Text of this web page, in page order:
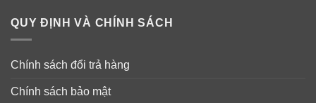
QUY ĐỊNH VÀ CHÍNH SÁCH
Chính sách đổi trả hàng
Chính sách bảo mật